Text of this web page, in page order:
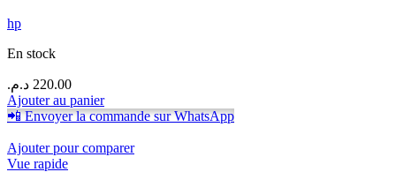
hp
En stock
220.00 د.م.
Ajouter au panier
📲 Envoyer la commande sur WhatsApp
Ajouter pour comparer
Vue rapide